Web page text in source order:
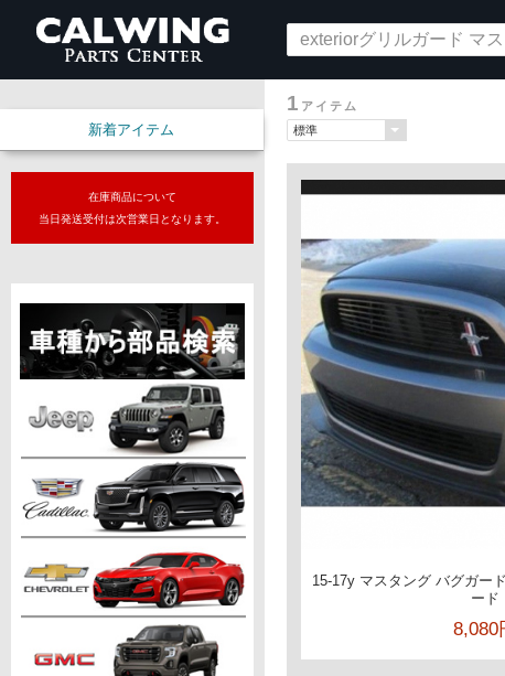
新着アイテム
在庫商品について
当日発送受付は次営業日となります。
1 アイテム
15-17y マスタング バグガー
ード
8,080